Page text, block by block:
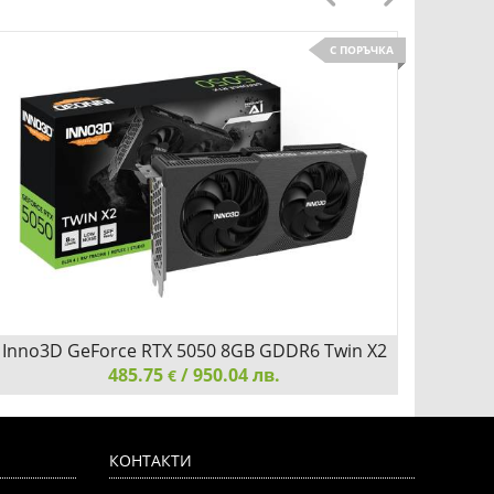
С ПОРЪЧКА
Inno3D GeForce RTX 5050 8GB GDDR6 Twin X2
485.75 € / 950.04 лв.
КОНТАКТИ